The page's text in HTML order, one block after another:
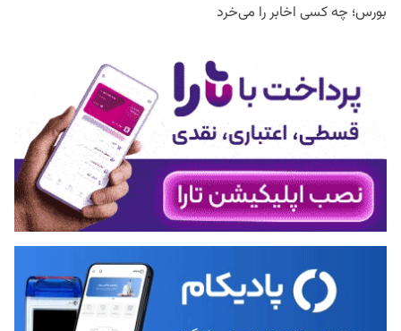
بورس؛ چه کسی اخابر را می‌خرد